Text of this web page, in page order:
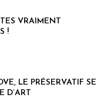
VRAIMENT
!
LE PRÉSERVATIF SE
D’ART